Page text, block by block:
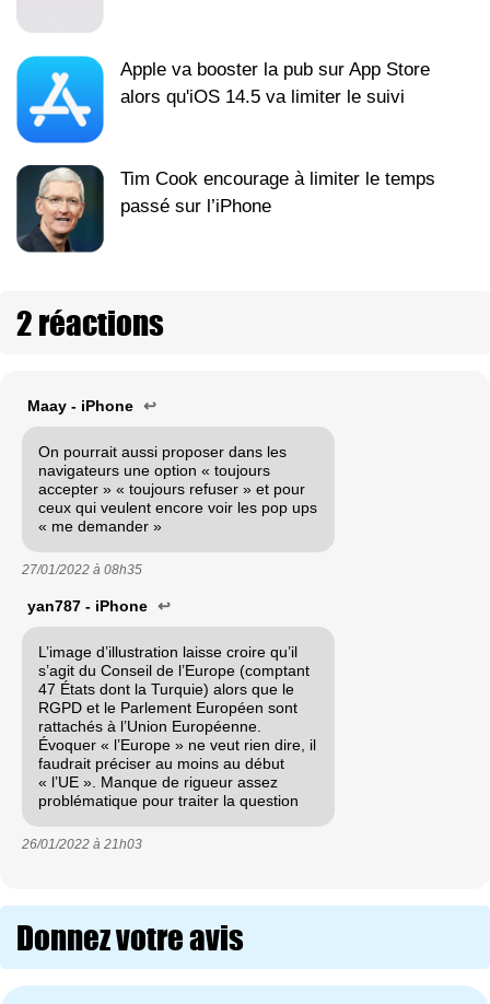
Apple va booster la pub sur App Store
alors qu'iOS 14.5 va limiter le suivi
Tim Cook encourage à limiter le temps
passé sur l’iPhone
2 réactions
Maay - iPhone ↩
On pourrait aussi proposer dans les
navigateurs une option « toujours
accepter » « toujours refuser » et pour
ceux qui veulent encore voir les pop ups
« me demander »
27/01/2022 à 08h35
yan787 - iPhone ↩
L’image d’illustration laisse croire qu’il
s’agit du Conseil de l’Europe (comptant
47 États dont la Turquie) alors que le
RGPD et le Parlement Européen sont
rattachés à l’Union Européenne.
Évoquer « l’Europe » ne veut rien dire, il
faudrait préciser au moins au début
« l’UE ». Manque de rigueur assez
problématique pour traiter la question
26/01/2022 à 21h03
Donnez votre avis